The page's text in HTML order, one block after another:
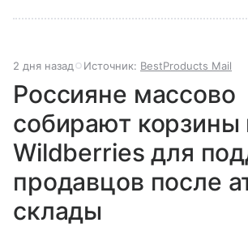
2 дня назад Источник: BestProducts Mail
Россияне массово
собирают корзины
Wildberries для
продавцов после
склады